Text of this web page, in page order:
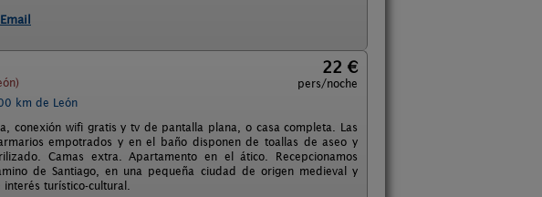
Email
22 €
pers/noche
km de León
conexión wifi gratis y tv de pantalla plana, o casa completa. Las
empotrados y en el baño disponen de toallas de aseo y
Camas extra. Apartamento en el ático. Recepcionamos
de Santiago, en una pequeña ciudad de origen medieval y
turístico-cultural.